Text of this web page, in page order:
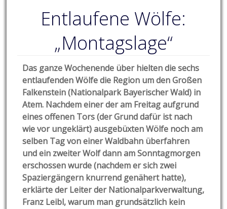
Entlaufene Wölfe:
„Montagslage“
Das ganze Wochenende über hielten die sechs
entlaufenden Wölfe die Region um den Großen
Falkenstein (Nationalpark Bayerischer Wald) in
Atem. Nachdem einer der am Freitag aufgrund
eines offenen Tors (der Grund dafür ist nach
wie vor ungeklärt) ausgebüxten Wölfe noch am
selben Tag von einer Waldbahn überfahren
und ein zweiter Wolf dann am Sonntagmorgen
erschossen wurde (nachdem er sich zwei
Spaziergängern knurrend genähert hatte),
erklärte der Leiter der Nationalparkverwaltung,
Franz Leibl, warum man grundsätzlich kein